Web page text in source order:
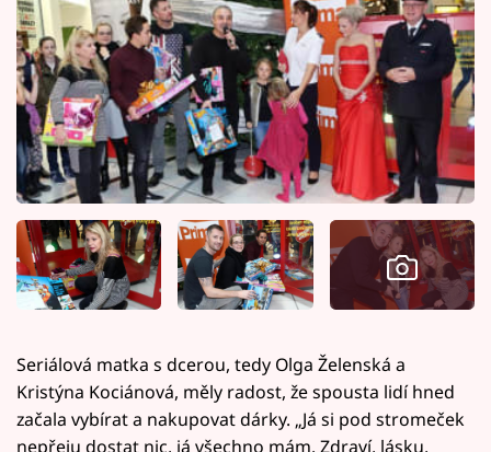
Seriálová matka s dcerou, tedy Olga Želenská a
Kristýna Kociánová, měly radost, že spousta lidí hned
začala vybírat a nakupovat dárky. „Já si pod stromeček
nepřeju dostat nic, já všechno mám. Zdraví, lásku,